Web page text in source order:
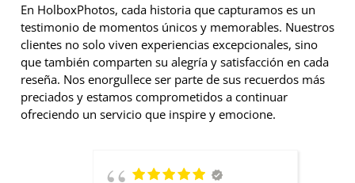
En HolboxPhotos, cada historia que capturamos es un
testimonio de momentos únicos y memorables. Nuestros
clientes no solo viven experiencias excepcionales, sino
que también comparten su alegría y satisfacción en cada
reseña. Nos enorgullece ser parte de sus recuerdos más
preciados y estamos comprometidos a continuar
ofreciendo un servicio que inspire y emocione.